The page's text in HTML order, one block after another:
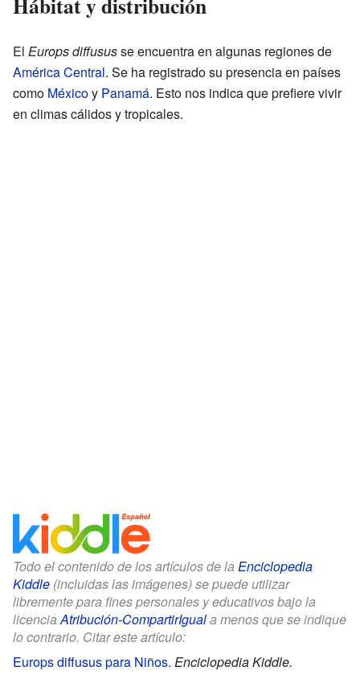
El Europs diffususse encuentra en algunas regiones de
América Central. Se ha registrado su presencia en países
como Méxicoy Panamá. Esto nos indica que prefiere vivir
en climas cálidos y tropicales.
Todo el contenido de los artículos de la Enciclopedia
Kiddle (incluidas las imágenes) se puede utilizar
libremente para fines personales y educativos bajo la
licenciaAtribución-CompartirIguala menos que se indique
lo contrario. Citar este artículo:
Europs diffusus para Niños. Enciclopedia Kiddle.